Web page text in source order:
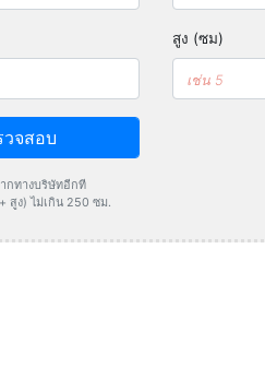
สูง (ซม)
วจสอบ
กทางบริษัทอีกที
สูง) ไม่เกิน 250 ซม.